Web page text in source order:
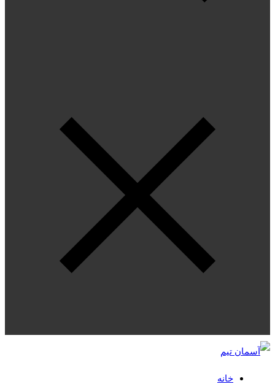
خانه